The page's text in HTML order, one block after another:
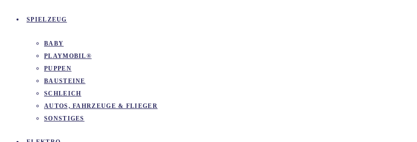
SPIELZEUG
BABY
PLAYMOBIL®
PUPPEN
BAUSTEINE
SCHLEICH
AUTOS, FAHRZEUGE & FLIEGER
SONSTIGES